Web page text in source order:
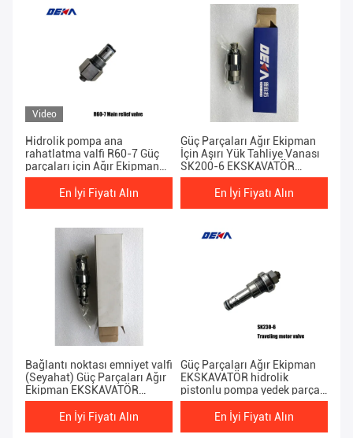
Video
Hidrolik pompa ana
rahatlatma valfi R60-7 Güç
parçaları için Ağır Ekipman
EXCAVATOR Döner motor
yedek parçasıEn İyi Fiyatı Alın
Güç Parçaları Ağır Ekipman
İçin Aşırı Yük Tahliye Vanası
SK200-6 EKSKAVATÖR
hidrolik pistonlu pompa
yedek parçasıEn İyi Fiyatı Alın
Bağlantı noktası emniyet valfi
(Seyahat) Güç Parçaları Ağır
Ekipman EKSKAVATÖR
hidrolik pistonlu pompa
yedek parçası SK200-1 nihai
En İyi Fiyatı Alın
Güç Parçaları Ağır Ekipman
EKSKAVATÖR hidrolik
pistonlu pompa yedek parça
SK230-6 Yürüyen motor valfi
son tahrik motoru
En İyi Fiyatı Alın